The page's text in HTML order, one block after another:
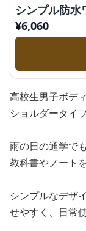
シンプル防水
¥6,060
高校生男子ボデ
ショルダータイ
雨の日の通学で
教科書やノート
シンプルなデザ
せやすく、日常